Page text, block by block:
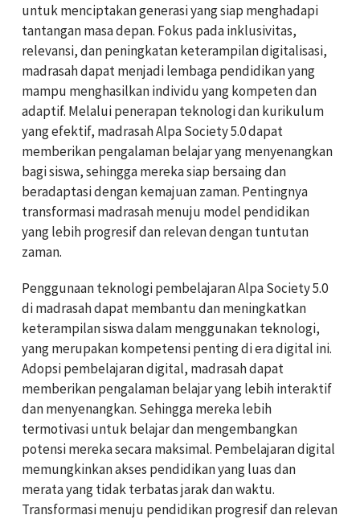
untuk menciptakan generasi yang siap menghadapi
tantangan masa depan. Fokus pada inklusivitas,
relevansi, dan peningkatan keterampilan digitalisasi,
madrasah dapat menjadi lembaga pendidikan yang
mampu menghasilkan individu yang kompeten dan
adaptif. Melalui penerapan teknologi dan kurikulum
yang efektif, madrasah Alpa Society 5.0 dapat
memberikan pengalaman belajar yang menyenangkan
bagi siswa, sehingga mereka siap bersaing dan
beradaptasi dengan kemajuan zaman. Pentingnya
transformasi madrasah menuju model pendidikan
yang lebih progresif dan relevan dengan tuntutan
zaman.
Penggunaan teknologi pembelajaran Alpa Society 5.0
di madrasah dapat membantu dan meningkatkan
keterampilan siswa dalam menggunakan teknologi,
yang merupakan kompetensi penting di era digital ini.
Adopsi pembelajaran digital, madrasah dapat
memberikan pengalaman belajar yang lebih interaktif
dan menyenangkan. Sehingga mereka lebih
termotivasi untuk belajar dan mengembangkan
potensi mereka secara maksimal. Pembelajaran digital
memungkinkan akses pendidikan yang luas dan
merata yang tidak terbatas jarak dan waktu.
Transformasi menuju pendidikan progresif dan relevan